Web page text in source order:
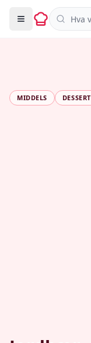
Søk i
MIDDELS DESSERT